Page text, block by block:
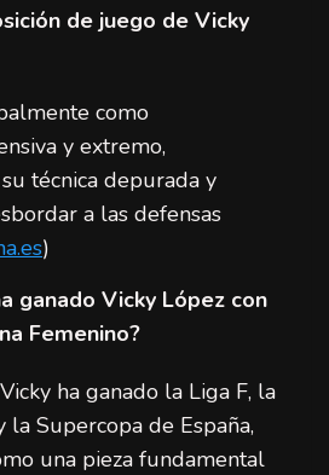
de juego de Vicky
como
y extremo,
técnica depurada y
a las defensas
)
ganado Vicky López con
Femenino?
ha ganado la Liga F, la
la Supercopa de España,
una pieza fundamental